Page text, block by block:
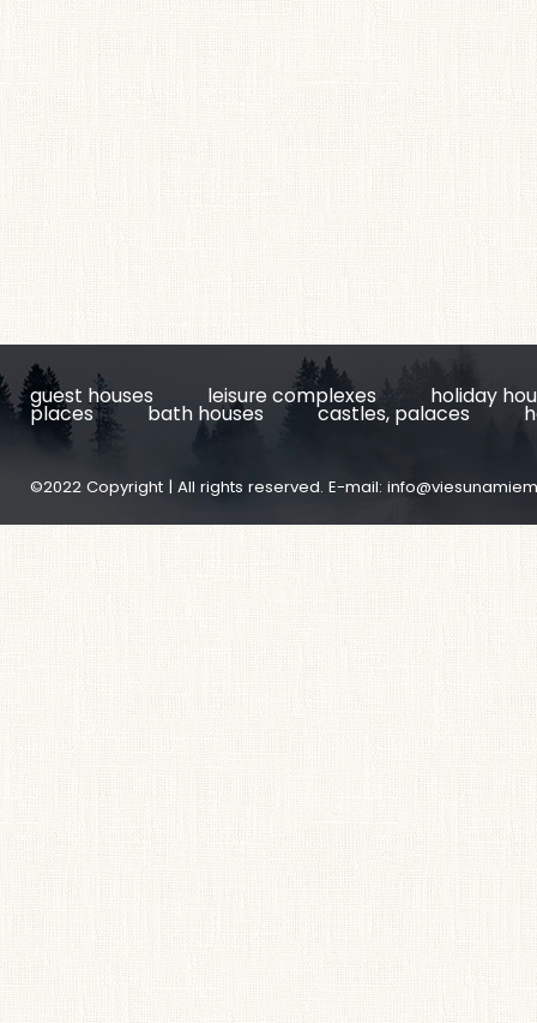
guest houses leisure complexes holiday
places bath houses castles, palaces
©2022 Copyright | All rights reserved. E-mail: